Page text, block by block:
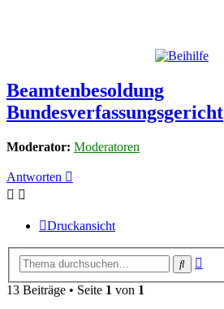
Beamtenbesoldung
Bundesverfassungsgericht
Moderator: Moderatoren
Antworten
Druckansicht
Suche
13 Beiträge • Seite 1 von 1